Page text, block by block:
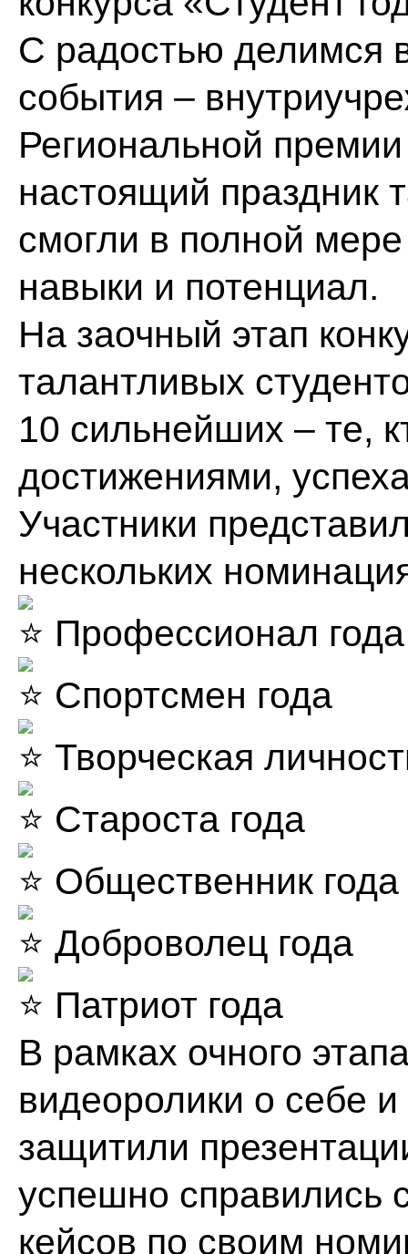
С радостью делимся
события –
Региональной
настоящий праздник
смогли в полной
навыки и потенциал.
На заочный этап
талантливых
10 сильнейших – те,
достижениями,
Участники
нескольких
Профессионал года
Спортсмен года
Творческая
Староста года
Общественник года
Доброволец года
Патриот года
В рамках очного
видеоролики о себе
защитили
успешно справились
кейсов по своим